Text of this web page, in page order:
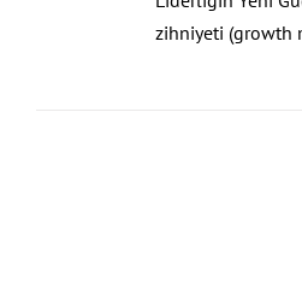
zihniyeti (growth